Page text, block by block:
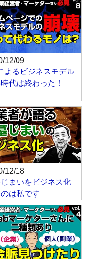
12/09
よるビジネスモデル
代は終わった！
12/18
まいをビジネス化
のは私です